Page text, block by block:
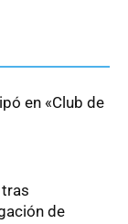
en «Club de
de